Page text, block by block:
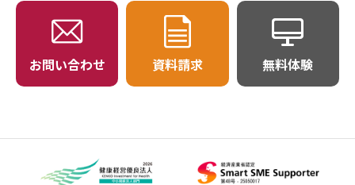
お問い合わせ 資料請求 無料体験